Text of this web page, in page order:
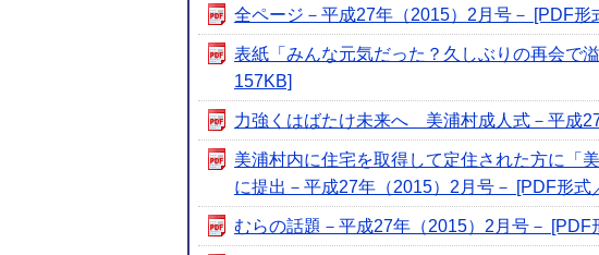
全ページ－平成27年（2015）2月号－ [PDF形
表紙「みんな元気だった？久しぶりの再会で
157KB]
力強くはばたけ未来へ 美浦村成人式－平成
美浦村内に住宅を取得して定住された方に「
に提出－平成27年（2015）2月号－ [PDF形式
むらの話題－平成27年（2015）2月号－ [PDF